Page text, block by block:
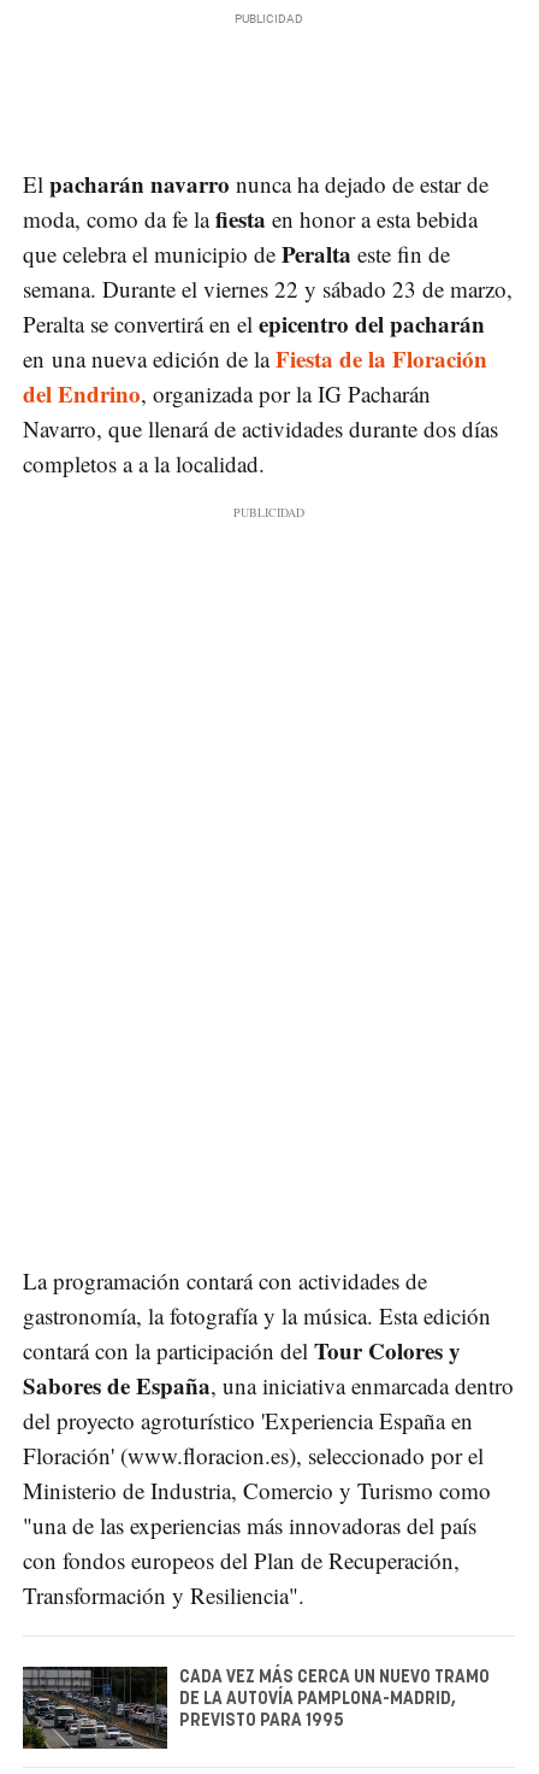
El pacharán navarro nunca ha dejado de estar de
moda, como da fe lafiesta en honor a esta bebida
que celebra el municipio de Peralta este fin de
semana. Durante el viernes 22 y sábado 23 de marzo,
Peralta se convertirá en el epicentro del pacharán
en una nueva edición de laFiesta de la Floración
del Endrino, organizada por la IG Pacharán
Navarro, que llenará de actividades durante dos días
completos a a la localidad.
La programación contará con actividades de
gastronomía, la fotografía y la música. Esta edición
contará con la participación del Tour Colores y
Sabores de España, una iniciativa enmarcada dentro
del proyecto agroturístico 'Experiencia España en
Floración' (www.floracion.es), seleccionado por el
Ministerio de Industria, Comercio y Turismo como
"una de las experiencias más innovadoras del país
con fondos europeos del Plan de Recuperación,
Transformación y Resiliencia".
CADA VEZ MÁS CERCA UN NUEVO TRAMO
DE LA AUTOVÍA PAMPLONA-MADRID,
PREVISTO PARA 1995